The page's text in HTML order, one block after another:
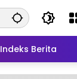
Indeks Berita